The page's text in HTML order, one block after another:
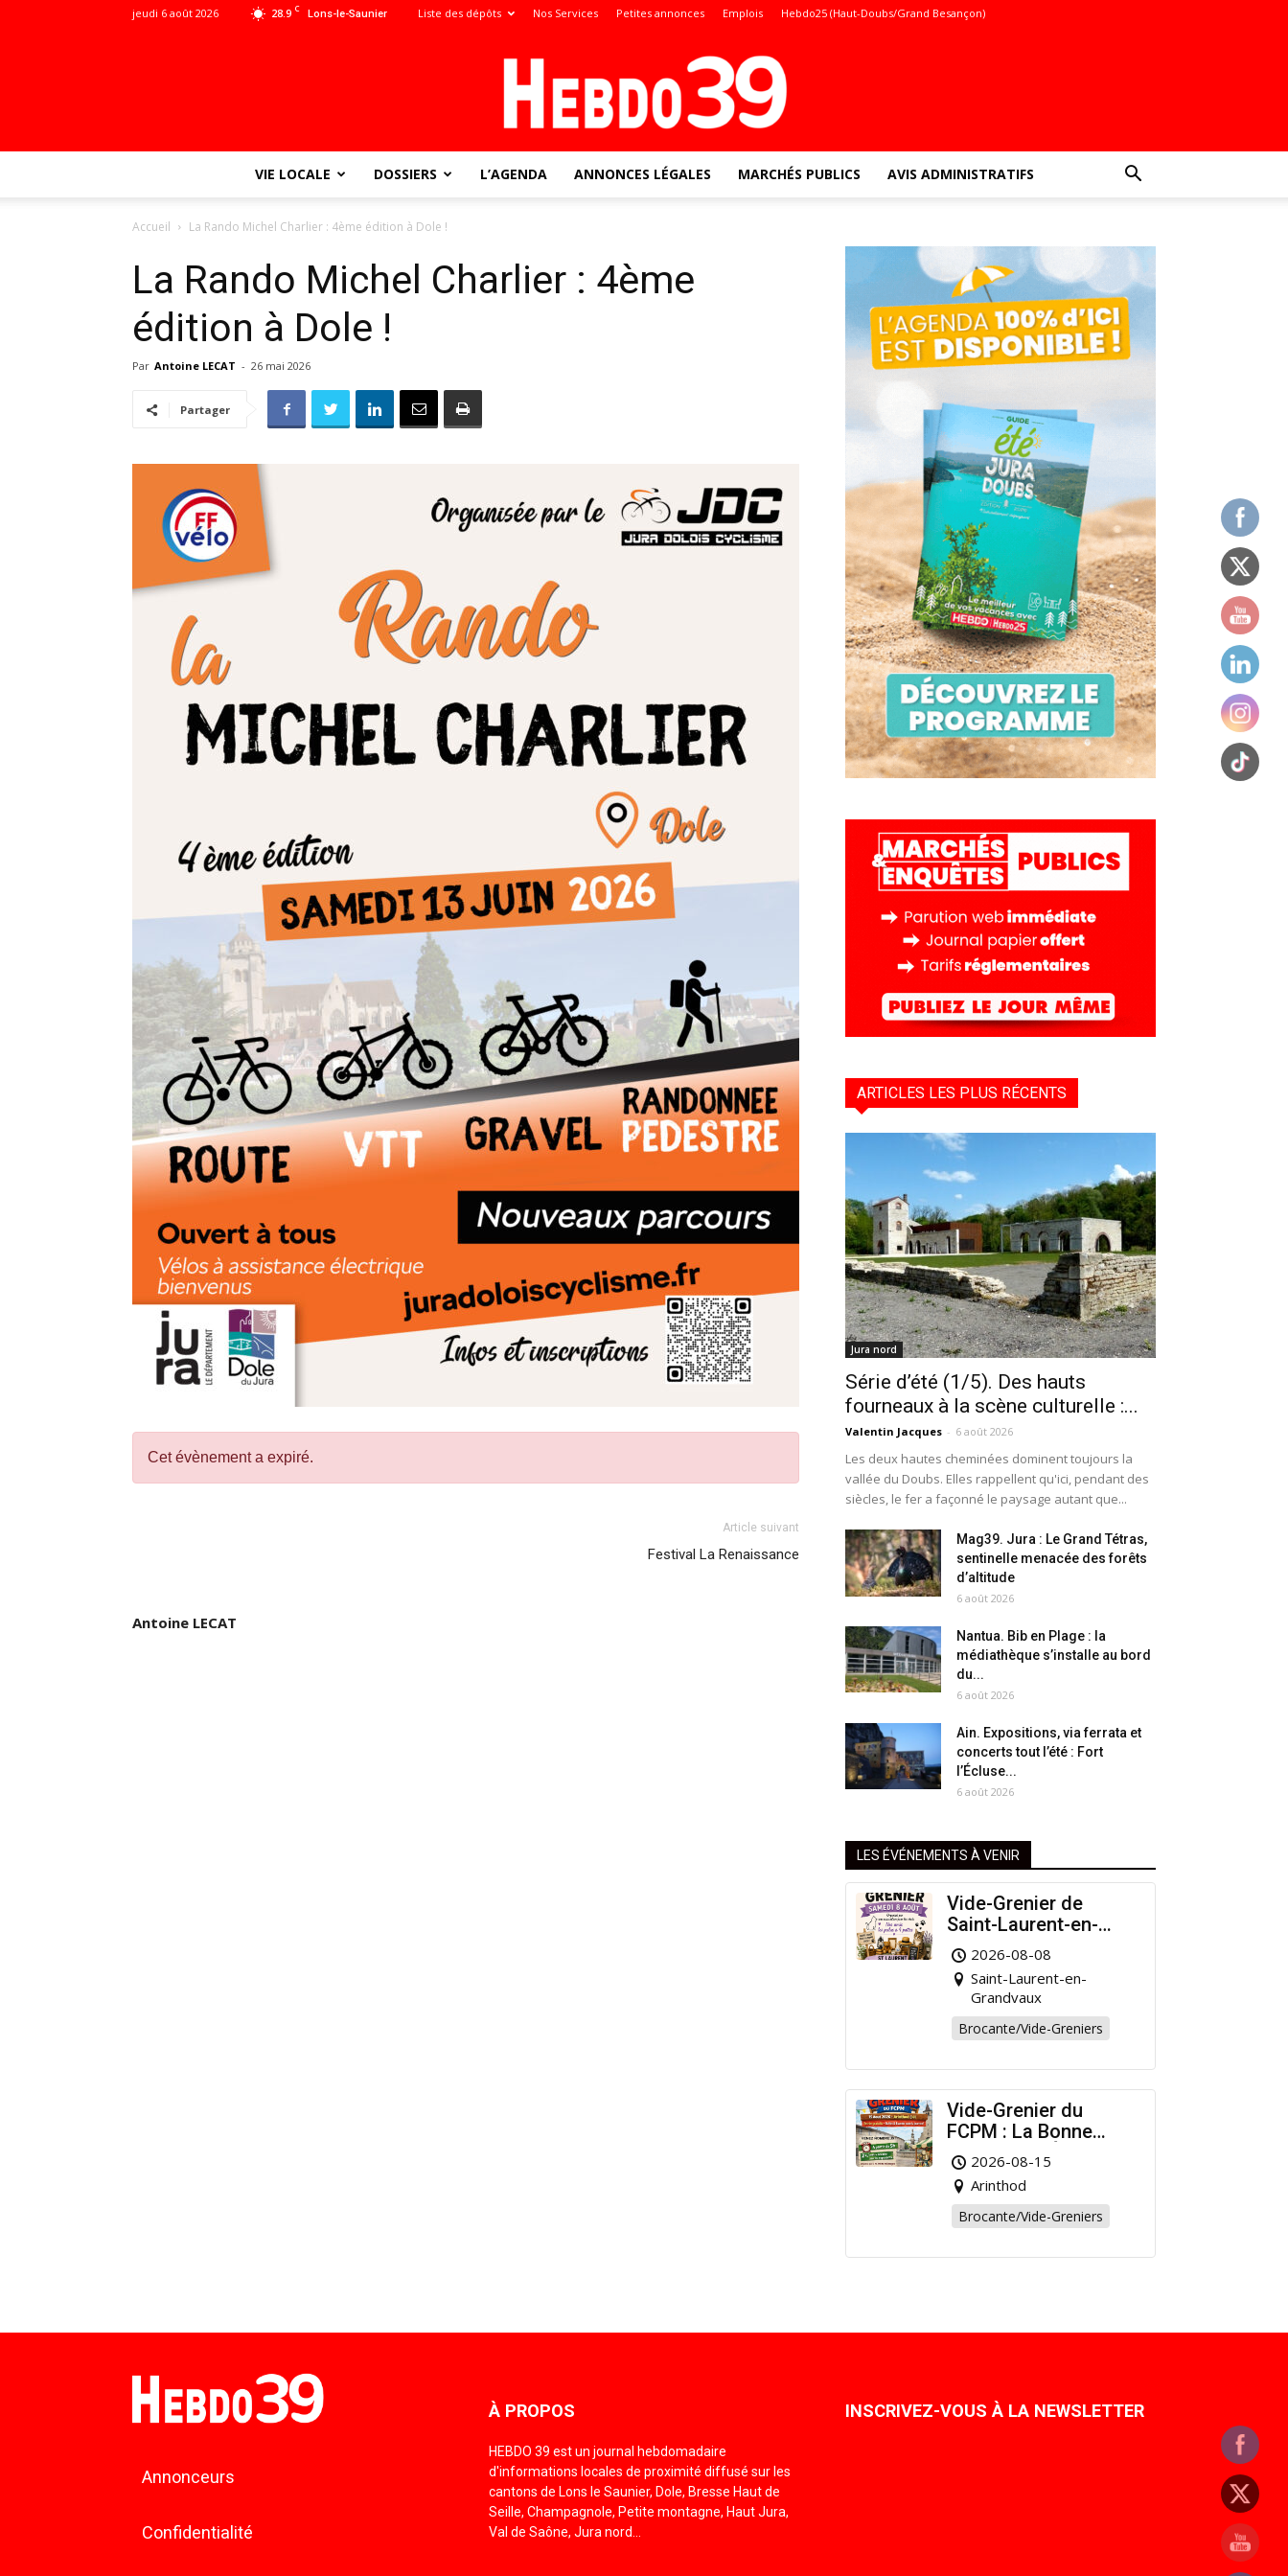
28.9 C Lons-le-Saunier
jeudi 6 août 2026 Liste des dépôts Nos Services Petites annonces Emplois Hebdo25 (Haut-Doubs/Grand Besançon)
–
VIE LOCALE DOSSIERS L’AGENDA ANNONCES LÉGALES MARCHÉS PUBLICS AVIS ADMINISTRATIFS
Accueil La Rando Michel Charlier : 4ème édition à Dole !
La Rando Michel Charlier : 4ème
édition à Dole !
Par Antoine LECAT - 26 mai 2026
Partager
Cet évènement a expiré.
Article suivant
Festival La Renaissance
Antoine LECAT
ARTICLES LES PLUS RÉCENTS
Jura nord
Série d’été (1/5). Des hauts
fourneaux à la scène culturelle :...
Valentin Jacques - 6 août 2026
Les deux hautes cheminées dominent toujours la
vallée du Doubs. Elles rappellent qu'ici, pendant des
siècles, le fer a façonné le paysage autant que...
Mag39. Jura : Le Grand Tétras,
sentinelle menacée des forêts
d’altitude
6 août 2026
Nantua. Bib en Plage : la
médiathèque s’installe au bord
du...
6 août 2026
Ain. Expositions, via ferrata et
concerts tout l’été : Fort
l’Écluse...
6 août 2026
LES ÉVÉNEMENTS À VENIR
Vide-Grenier de
Saint-Laurent-en-
Grandvaux : Venez
chiner pour la bonne
cause !
2026-08-08
Saint-Laurent-en-
Grandvaux
Brocante/Vide-Greniers
Vide-Grenier du
FCPM : La Bonne
Affaire de l’Été à
Arinthod !
2026-08-15
Arinthod
Brocante/Vide-Greniers